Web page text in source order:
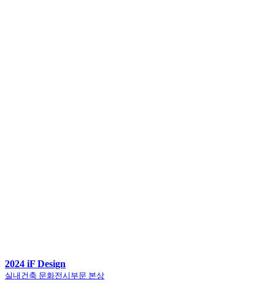
2024 iF Design
실내건축 문화전시부문 본상